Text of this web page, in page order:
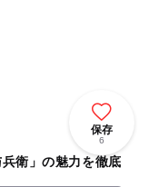
保存
6
衛」の魅力を徹底